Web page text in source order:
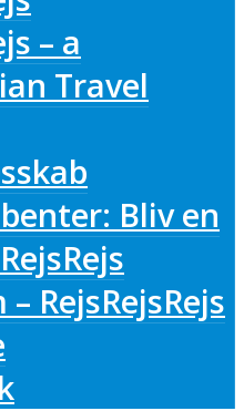
– a
Travel
Bliv en
RejsRejsRejs